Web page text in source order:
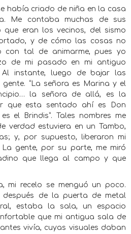
había criado de niña en la casa
Me contaba muchas de sus
eran los vecinos, del sismo
y de cómo las cosas no
con tal de animarme, pues yo
de mi pasado en mi antiguo
Al instante, luego de bajar las
“La señora es Marina y el
la señora de allá, es la
que esta sentado ahí es Don
el Brindis”. Tales nombres me
verdad estuviera en un Tambo,
y, por supuesto, liberaron mi
gente, por su parte, me miró
que llega al campo y que
mi recelo se menguó un poco.
después de la puerta de metal
estaba la sala, un espacio
que mi antigua sala de
vivía, cuyas visuales daban